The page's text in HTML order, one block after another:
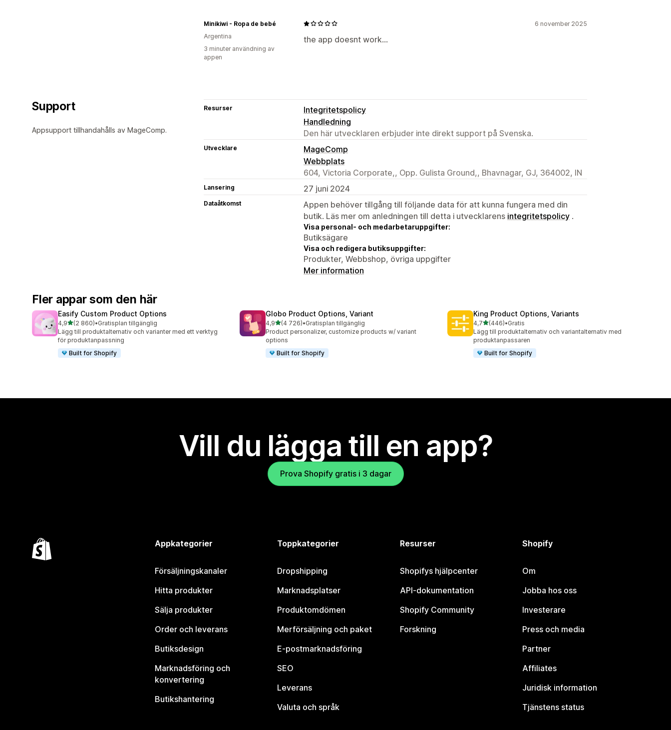
6 november 2025
the app doesnt work...
Minikiwi - Ropa de bebé
Argentina
3 minuter användning av
appen
Support
Appsupport tillhandahålls av MageComp.
Resurser
Integritetspolicy
Handledning
Den här utvecklaren erbjuder inte direkt support på Svenska.
Utvecklare
MageComp
Webbplats
604, Victoria Corporate,, Opp. Gulista Ground,, Bhavnagar, GJ, 364002, IN
Lansering 27 juni 2024
Dataåtkomst
Appen behöver tillgång till följande data för att kunna fungera med din
butik. Läs mer om anledningen till detta i utvecklarens integritetspolicy .
Visa personal- och medarbetaruppgifter:
Butiksägare
Visa och redigera butiksuppgifter:
Produkter, Webbshop, övriga uppgifter
Mer information
Fler appar som den här
Easify Custom Product Options
4,9av 5 stjärnor
(2 860)
2860 recensioner totalt
•Gratisplan tillgänglig
Lägg till produktalternativ och varianter med ett verktyg
för produktanpassning
Built for Shopify
Globo Product Options, Variant
4,9av 5 stjärnor
(4 726)
4726 recensioner totalt
•Gratisplan tillgänglig
Product personalizer, customize products w/ variant
options
Built for Shopify
King Product Options, Variants
4,7av 5 stjärnor
(446)
446 recensioner totalt
•Gratis
Lägg till produktalternativ och variantalternativ med
produktanpassaren
Built for Shopify
Vill du lägga till en app?
Prova Shopify gratis i 3 dagar
Appkategorier
Försäljningskanaler
Hitta produkter
Sälja produkter
Order och leverans
Butiksdesign
Marknadsföring och
konvertering
Butikshantering
Toppkategorier
Dropshipping
Marknadsplatser
Produktomdömen
Merförsäljning och paket
E-postmarknadsföring
SEO
Leverans
Valuta och språk
Resurser
Shopifys hjälpcenter
API-dokumentation
Shopify Community
Forskning
Shopify
Om
Jobba hos oss
Investerare
Press och media
Partner
Affiliates
Juridisk information
Tjänstens status